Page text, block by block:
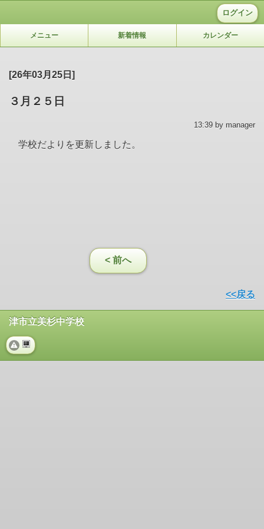
ログイン
メニュー 新着情報 カレンダー
[26年03月25日]
３月２５日
13:39 by manager
学校だよりを更新しました。
< 前へ
<<戻る
津市立美杉中学校